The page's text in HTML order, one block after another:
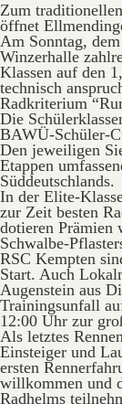
Zum
öffnet
Am Sonntag,
Winzerhalle
Klassen auf den
technisch
Radkriterium
Die
BAWÜ-Schüler-
Den jeweiligen
Etappen
Süddeutschlands.
In der Elite-
zur Zeit besten
dotieren Prämien
Schwalbe-
RSC Kempten
Start. Auch
Augenstein aus
Trainingsunfall
12:00 Uhr zur
Als letztes
Einsteiger und
ersten
willkommen und
Radhelms